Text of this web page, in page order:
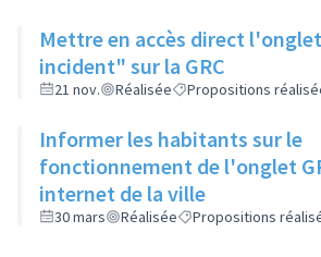
Mettre en accès direct
incident" sur la GRC
21 nov. Réalisée Propositions
Informer les habitants sur le
fonctionnement de l'onglet
internet de la ville
30 mars Réalisée Propositions